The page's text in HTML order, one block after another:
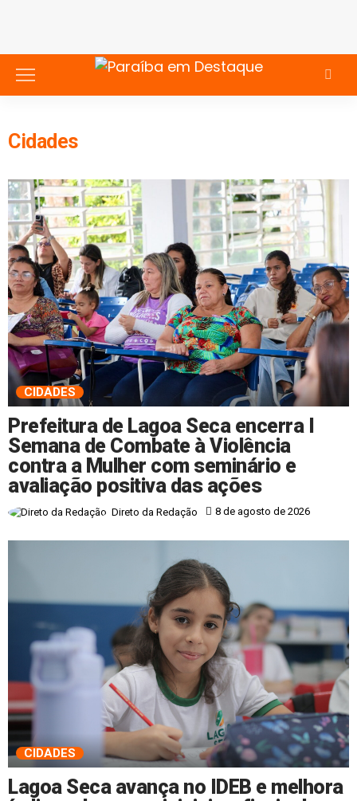
Cidades
CIDADES
Prefeitura de Lagoa Seca encerra I
Semana de Combate à Violência
contra a Mulher com seminário e
avaliação positiva das ações
Direto da Redação 8 de agosto de 2026
CIDADES
Lagoa Seca avança no IDEB e melhora